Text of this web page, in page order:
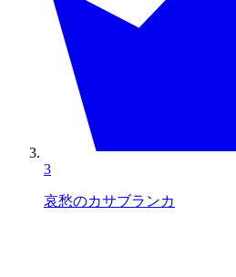
3
哀愁のカサブランカ